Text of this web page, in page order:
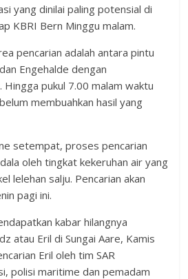
yang dinilai paling potensial di
KBRI Bern Minggu malam.
pencarian adalah antara pintu
Engehalde dengan
Hingga pukul 7.00 malam waktu
membuahkan hasil yang
setempat, proses pencarian
oleh tingkat kekeruhan air yang
lelehan salju. Pencarian akan
pagi ini.
kabar hilangnya
atau Eril di Sungai Aare, Kamis
Eril oleh tim SAR
polisi maritime dan pemadam